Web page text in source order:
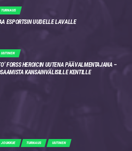
TURNAUS
ESPORTSIN UUDELLE LAVALLE
UUTINEN
FORSS HEROICIN UUTENA PÄÄVALMENTAJANA –
KANSAINVÄLISILLE KENTILLE
JOUKKUE TURNAUS UUTINEN